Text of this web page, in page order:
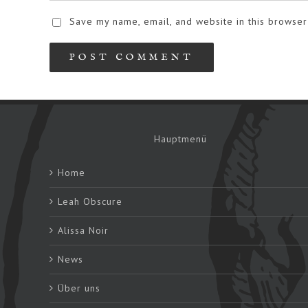
Save my name, email, and website in this
Hauptmenü
Home
Leah Obscure
Alissa Noir
News
Über uns